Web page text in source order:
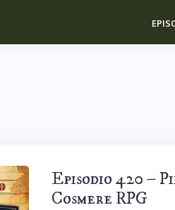
Episodio 420 –
Cosmere RPG